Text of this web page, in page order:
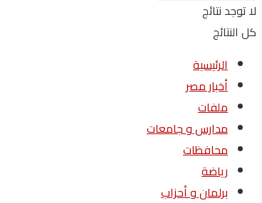
لا توجد نتائج
كل النتائج
الرئيسية
أخبار مصر
ملفات
مدارس و جامعات
محافظات
رياضة
برلمان و أحزاب